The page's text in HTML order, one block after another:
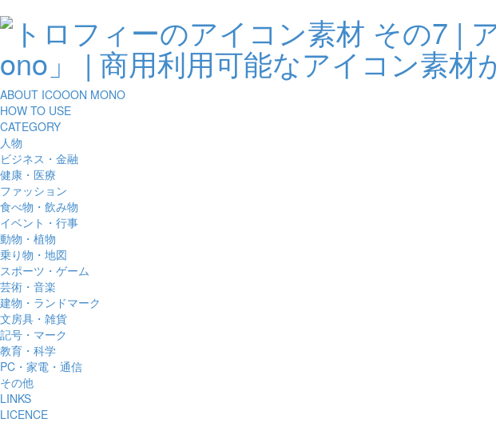
ABOUT ICOOON MONO
HOW TO USE
CATEGORY
人物
ビジネス・金融
健康・医療
ファッション
食べ物・飲み物
イベント・行事
動物・植物
乗り物・地図
スポーツ・ゲーム
芸術・音楽
建物・ランドマーク
文房具・雑貨
記号・マーク
教育・科学
PC・家電・通信
その他
LINKS
LICENCE